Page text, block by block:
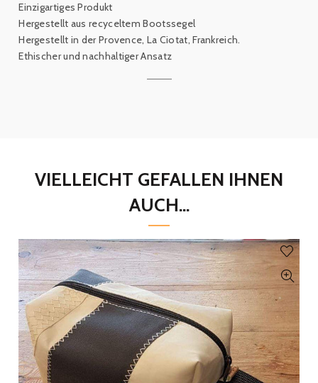
Einzigartiges Produkt
Hergestellt aus recyceltem Bootssegel
Hergestellt in der Provence, La Ciotat, Frankreich.
Ethischer und nachhaltiger Ansatz
VIELLEICHT GEFALLEN IHNEN
AUCH...